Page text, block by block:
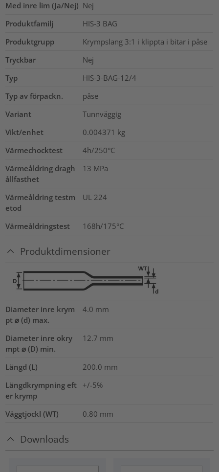
Med inre lim (Ja/Nej) Nej
Produktfamilj
HIS-3 BAG
Produktgrupp
Krympslang 3:1 i klippta i bitar i påse
Tryckbar
Nej
Typ
HIS-3-BAG-12/4
Typ av förpackn.
påse
Variant
Tunnväggig
Vikt/enhet
0.004371 kg
Värmechocktest
4h/250°C
Värmeåldring dragh
ållfasthet
13 MPa
Värmeåldring testm
etod
UL 224
Värmeåldringstest 168h/175°C
Produktdimensioner
Diameter inre krym
pt ⌀ (d) max.
4.0 mm
Diameter inre okry
mpt ⌀ (D) min.
12.7 mm
Längd (L) 200.0 mm
Längdkrympning eft
er krymp
+/-5%
Väggtjockl (WT) 0.80 mm
Downloads